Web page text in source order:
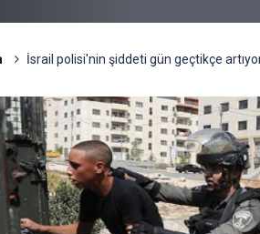
İsrail polisi'nin şiddeti gün geçtikçe